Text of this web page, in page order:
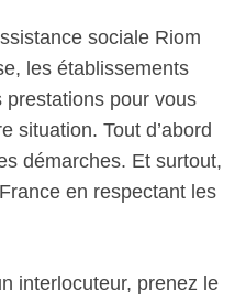
sociale Riom
les établissements
pour vous
situation. Tout d’abord
démarches. Et surtout,
en respectant les
interlocuteur, prenez le